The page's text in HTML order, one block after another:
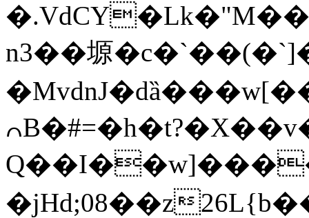
n3��塬
�jHd;08��z